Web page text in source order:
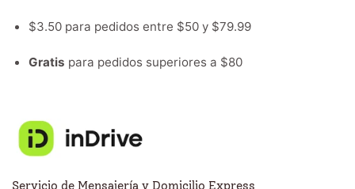
$3.50 para pedidos entre $50 y $79.99
Gratis para pedidos superiores a $80
Servicio de Mensajería y Domicilio Express